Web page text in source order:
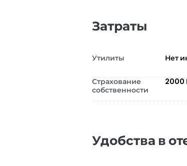
Затраты
Утилиты Нет
Страхование
собственности
2000
Удобства в